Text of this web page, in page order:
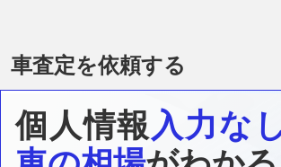
車査定を依頼する
個人情報入力な